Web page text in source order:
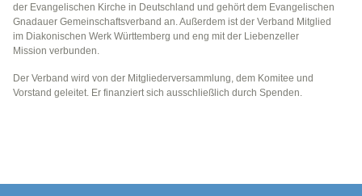
der Evangelischen Kirche in Deutschland und gehört dem Evangelischen
Gnadauer Gemeinschaftsverband an. Außerdem ist der Verband Mitglied
im Diakonischen Werk Württemberg und eng mit der Liebenzeller
Mission verbunden.
Der Verband wird von der Mitgliederversammlung, dem Komitee und
Vorstand geleitet. Er finanziert sich ausschließlich durch Spenden.